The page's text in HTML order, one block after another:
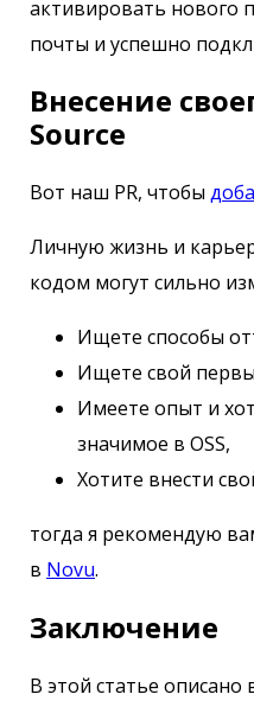
активировать нового
почты и успешно
Внесение
Source
Вот наш PR, чтобы
Личную жизнь и
кодом могут сильно
Ищете способы
Ищете свой
Имеете опыт и
значимое в OSS,
Хотите внести
тогда я рекомендую
в Novu.
Заключение
В этой статье описано